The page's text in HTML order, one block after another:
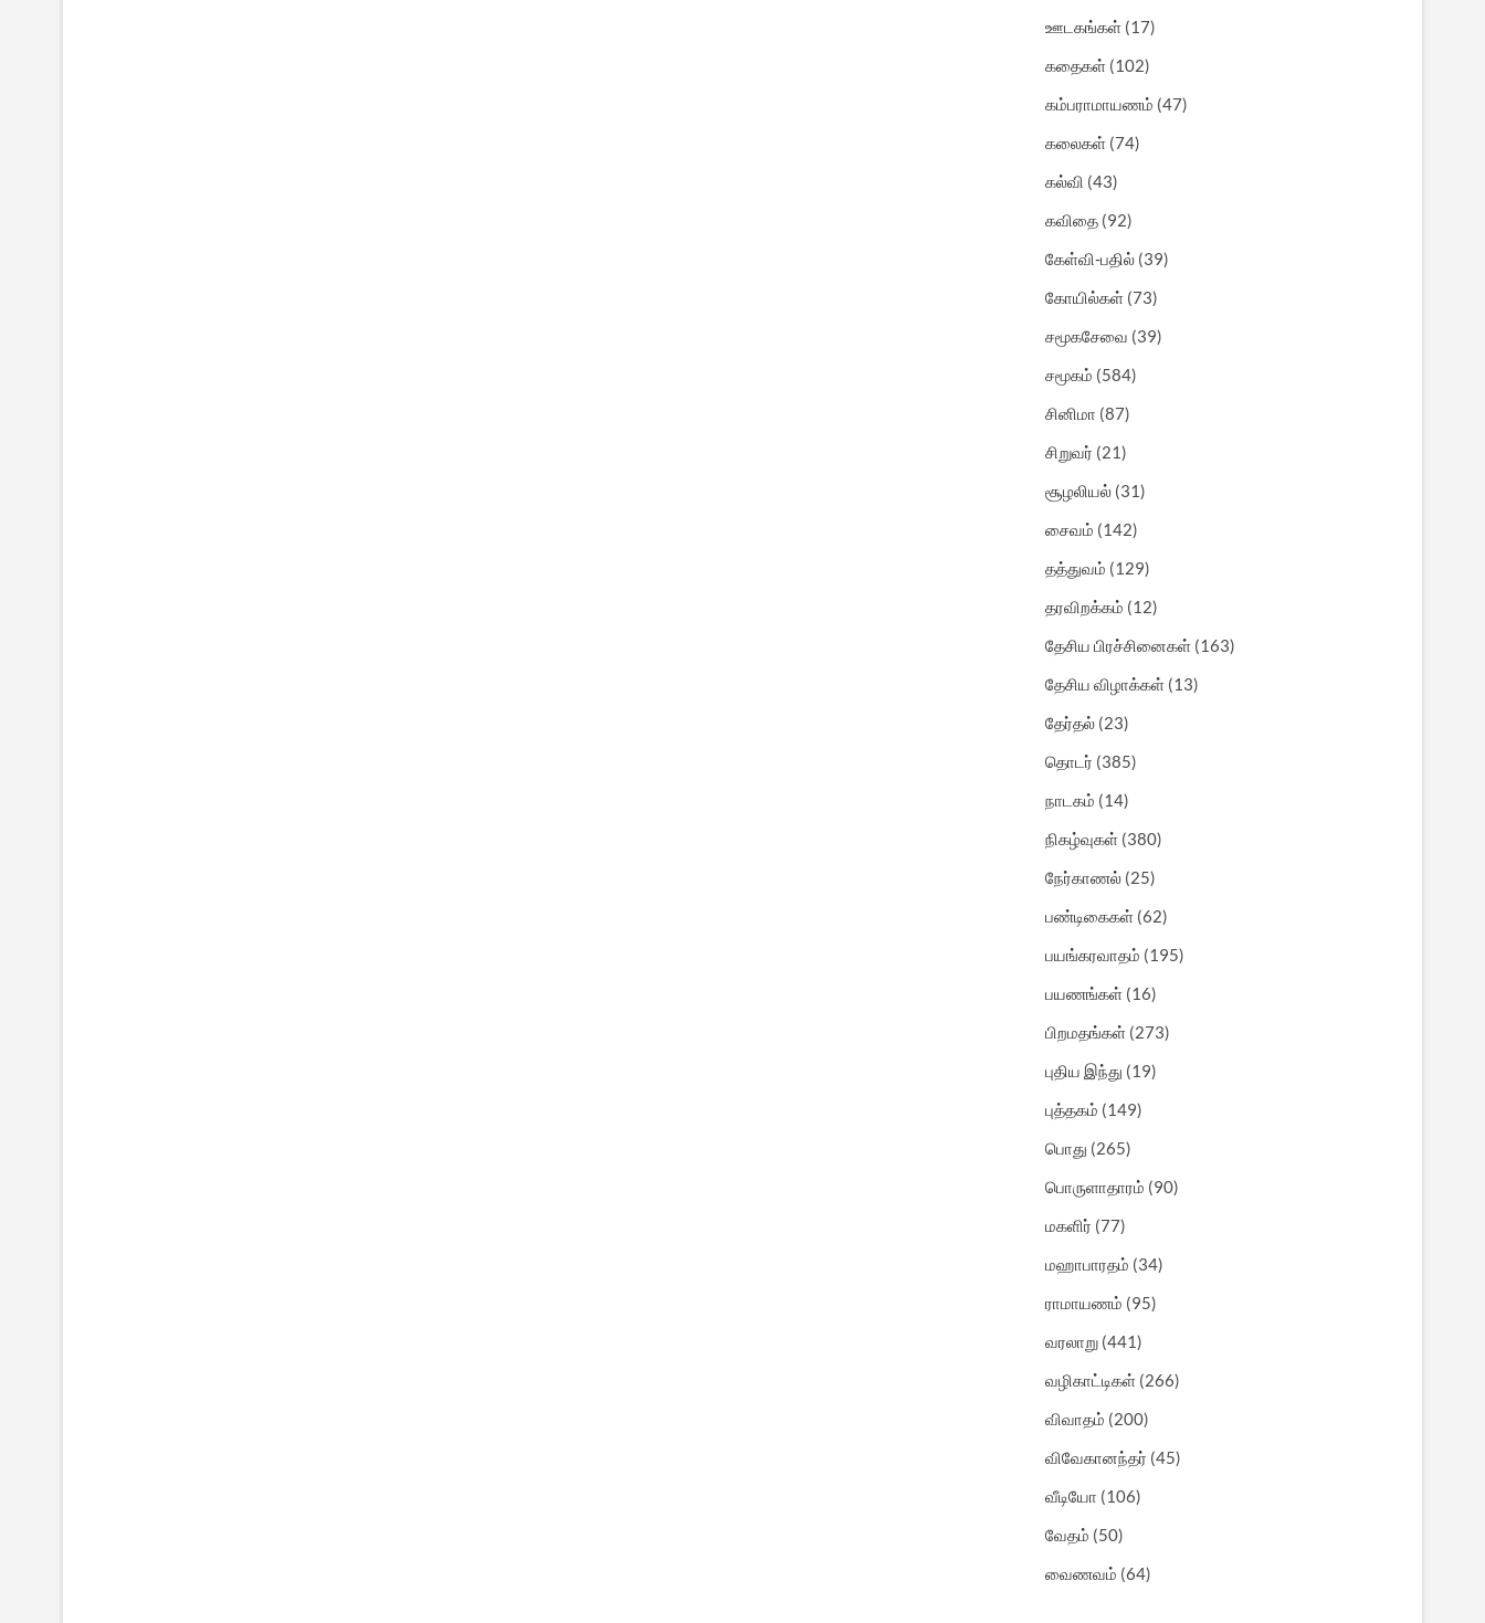
ஊடகங்கள் (17)
கதைகள் (102)
கம்பராமாயணம் (47)
கலைகள் (74)
கல்வி (43)
கவிதை (92)
கேள்வி-பதில் (39)
கோயில்கள் (73)
சமூகசேவை (39)
சமூகம் (584)
சினிமா (87)
சிறுவர் (21)
சூழலியல் (31)
சைவம் (142)
தத்துவம் (129)
தரவிறக்கம் (12)
தேசிய பிரச்சினைகள் (163)
தேசிய விழாக்கள் (13)
தேர்தல் (23)
தொடர் (385)
நாடகம் (14)
நிகழ்வுகள் (380)
நேர்காணல் (25)
பண்டிகைகள் (62)
பயங்கரவாதம் (195)
பயணங்கள் (16)
பிறமதங்கள் (273)
புதிய இந்து (19)
புத்தகம் (149)
பொது (265)
பொருளாதாரம் (90)
மகளிர் (77)
மஹாபாரதம் (34)
ராமாயணம் (95)
வரலாறு (441)
வழிகாட்டிகள் (266)
விவாதம் (200)
விவேகானந்தர் (45)
வீடியோ (106)
வேதம் (50)
வைணவம் (64)